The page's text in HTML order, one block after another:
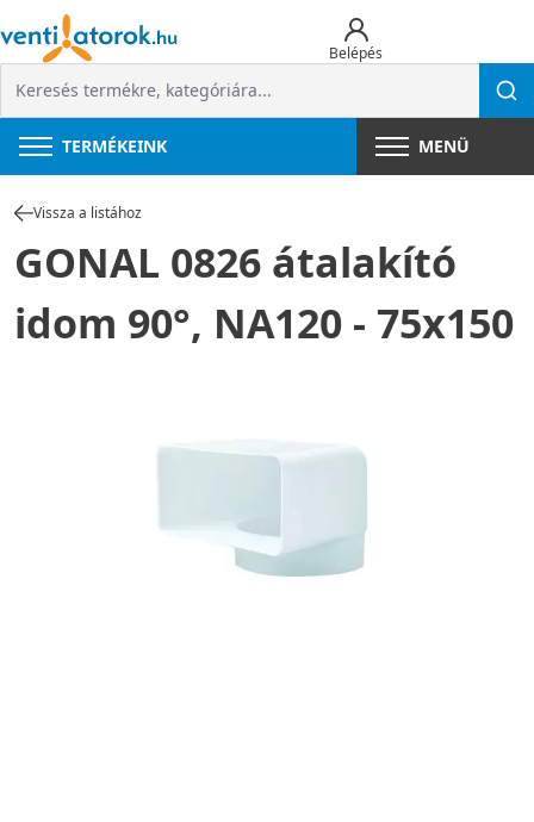
Belépés
TERMÉKEINK MENÜ
Vissza a listához
GONAL 0826 átalakító
idom 90°, NA120 - 75x150